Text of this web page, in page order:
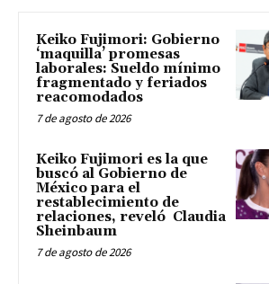
Keiko Fujimori: Gobierno
‘maquilla’ promesas
laborales: Sueldo mínimo
fragmentado y feriados
reacomodados
7 de agosto de 2026
Keiko Fujimori es la que
buscó al Gobierno de
México para el
restablecimiento de
relaciones, reveló Claudia
Sheinbaum
7 de agosto de 2026